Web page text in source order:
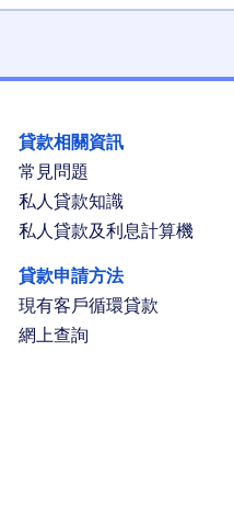
貸款相關資訊
常見問題
私人貸款知識
私人貸款及利息計算機
貸款申請方法
現有客戶循環貸款
網上查詢